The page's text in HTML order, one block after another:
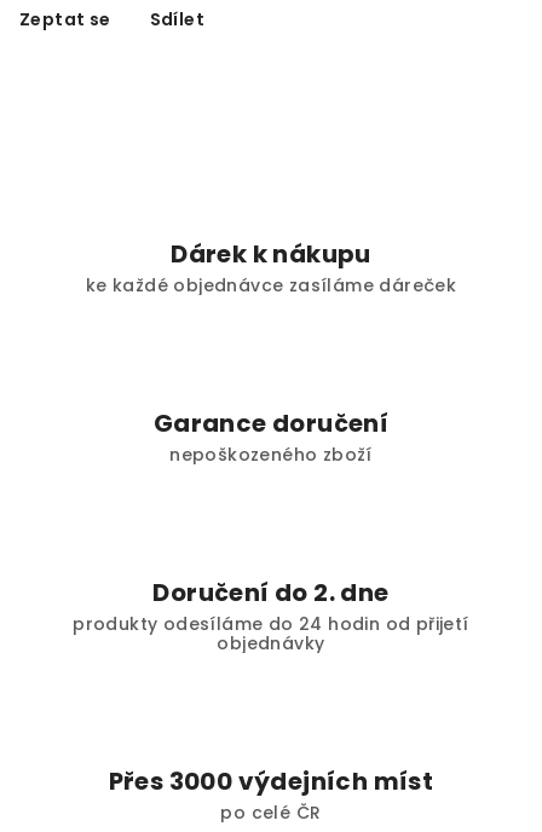
Zeptat se Sdílet
Dárek k nákupu
ke každé objednávce zasíláme dáreček
Garance doručení
nepoškozeného zboží
Doručení do 2. dne
produkty odesíláme do 24 hodin od přijetí
objednávky
Přes 3000 výdejních míst
po celé ČR